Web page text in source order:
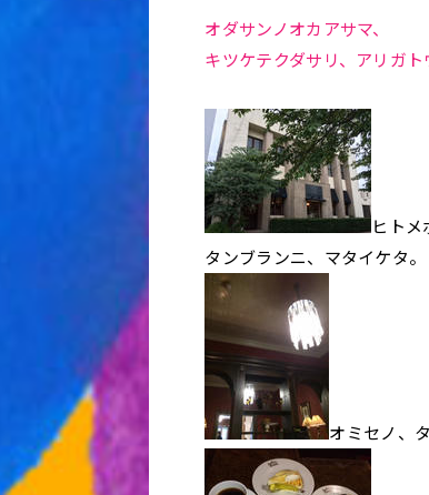
オダサンノオカアサマ、
キツケテクダサリ、アリガト
ヒトメ
タンブランニ、マタイケタ。
オミセノ、